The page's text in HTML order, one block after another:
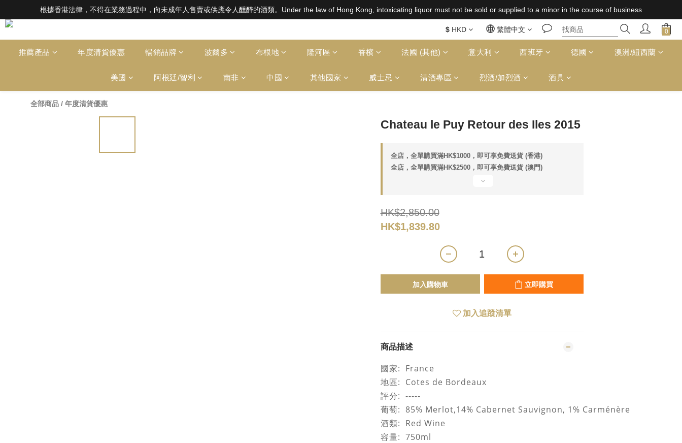
根據香港法律，不得在業務過程中，向未成年人售賣或供應令人醺醉的酒類。Under the law of Hong Kong, intoxicating liquor must not be sold or supplied to a minor in the course of business
根據香港法律，不得在業務過程中，向未成年人售賣或供應令人醺醉的酒類。Under the law of Hong Kong, intoxicating liquor must not be sold or supplied to a minor in the course of business
全店滿HK$1000 免運費（香港）； HK$2500 免運費（澳門）； SGD800 免運費（新加坡）；TWD20,000免運費（台灣）；157,000円免運費（日本）
根據香港法律，不得在業務過程中，向未成年人售賣或供應令人醺醉的酒類。Under the law of Hong Kong, intoxicating liquor must not be sold or supplied to a minor in the course of business
$ HKD 繁體中文
推薦產品 年度清貨優惠 暢銷品牌 波爾多 布根地 隆河區 香檳 法國 (其他) 意大利 西班牙 德國 澳洲/紐西蘭
美國 阿根廷/智利 南非 中國 其他國家 威士忌 清酒專區 烈酒/加烈酒 酒具
全部商品 / 年度清貨優惠
Chateau le Puy Retour des Iles 2015
全店，全單購買滿HK$1000，即可享免費送貨 (香港)
全店，全單購買滿HK$2500，即可享免費送貨 (澳門)
HK$2,850.00
HK$1,839.80
加入購物車 立即購買
加入追蹤清單
商品描述
國家: France
地區: Cotes de Bordeaux
評分: -----
葡萄: 85% Merlot,14% Cabernet Sauvignon, 1% Carménère
酒類: Red Wine
容量: 750ml